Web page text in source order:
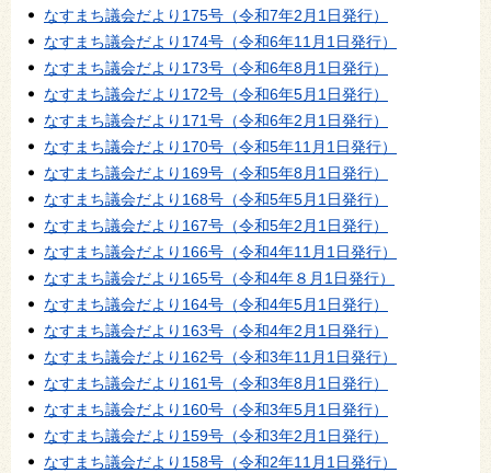
なすまち議会だより175号（令和7年2月1日発行）
なすまち議会だより174号（令和6年11月1日発行）
なすまち議会だより173号（令和6年8月1日発行）
なすまち議会だより172号（令和6年5月1日発行）
なすまち議会だより171号（令和6年2月1日発行）
なすまち議会だより170号（令和5年11月1日発行）
なすまち議会だより169号（令和5年8月1日発行）
なすまち議会だより168号（令和5年5月1日発行）
なすまち議会だより167号（令和5年2月1日発行）
なすまち議会だより166号（令和4年11月1日発行）
なすまち議会だより165号（令和4年８月1日発行）
なすまち議会だより164号（令和4年5月1日発行）
なすまち議会だより163号（令和4年2月1日発行）
なすまち議会だより162号（令和3年11月1日発行）
なすまち議会だより161号（令和3年8月1日発行）
なすまち議会だより160号（令和3年5月1日発行）
なすまち議会だより159号（令和3年2月1日発行）
なすまち議会だより158号（令和2年11月1日発行）